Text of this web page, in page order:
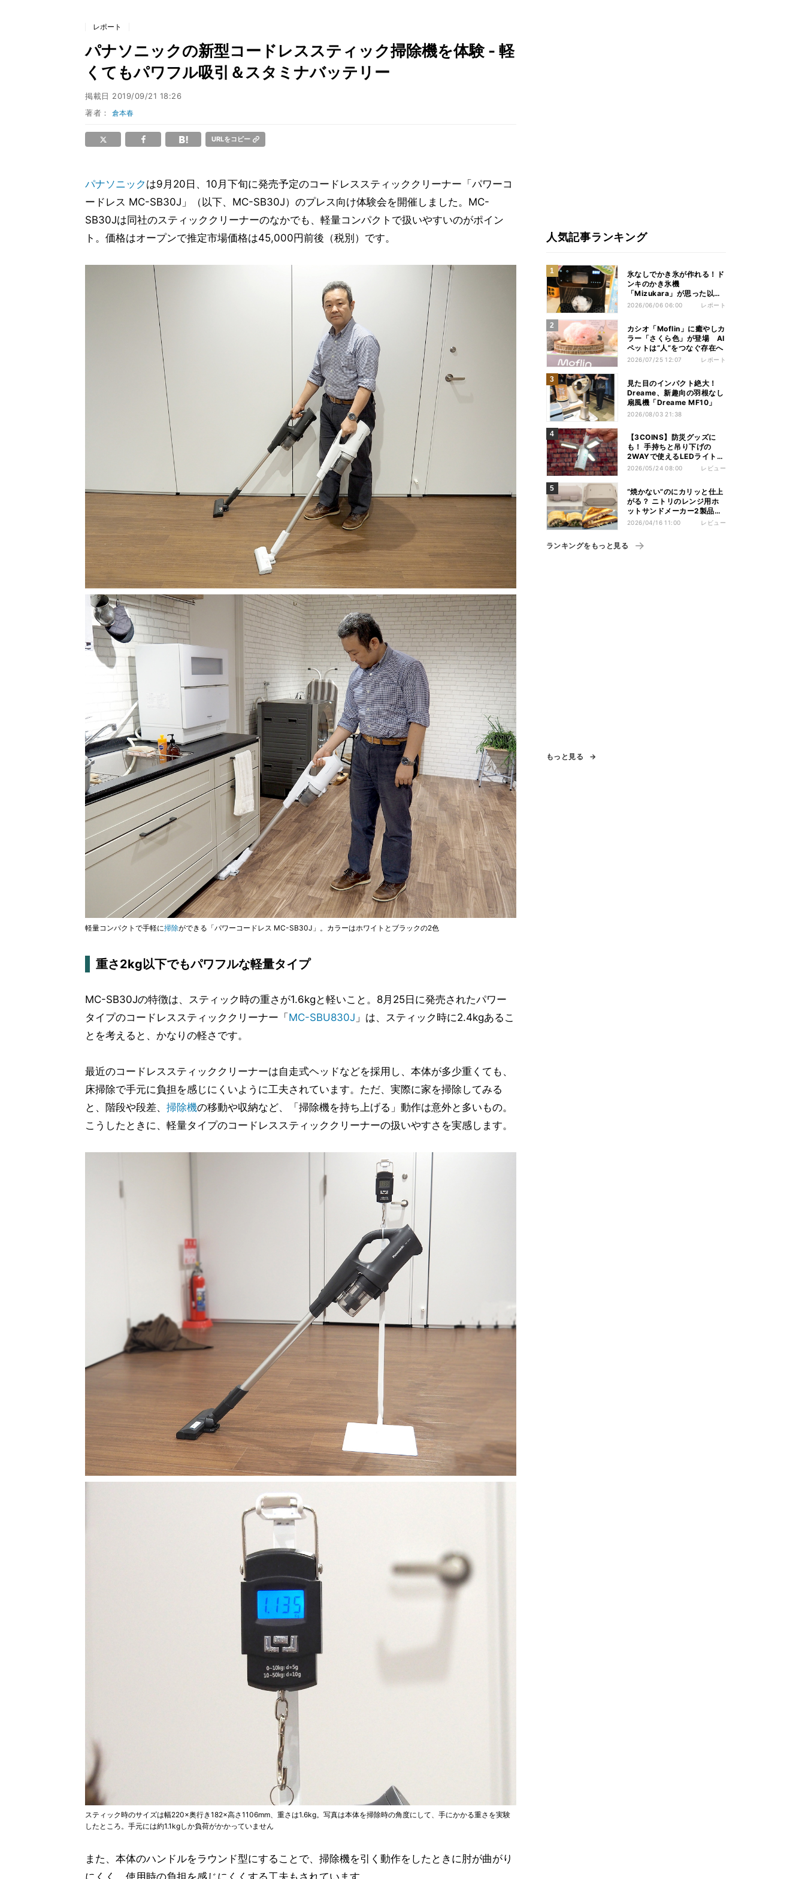
レポート
パナソニックの新型コードレススティック掃除機を体験 - 軽
くてもパワフル吸引＆スタミナバッテリー
掲載日 2019/09/21 18:26
著者：倉本春
URLをコピー
パナソニック は9月20日、10月下旬に発売予定のコードレススティッククリーナー「パワーコ
ードレス MC-SB30J」（以下、MC-SB30J）のプレス向け体験会を開催しました。MC-
SB30Jは同社のスティッククリーナーのなかでも、軽量コンパクトで扱いやすいのがポイン
ト。価格はオープンで推定市場価格は45,000円前後（税別）です。
軽量コンパクトで手軽に掃除ができる「パワーコードレス MC-SB30J」。カラーはホワイトとブラックの2色
重さ2kg以下でもパワフルな軽量タイプ
MC-SB30Jの特徴は、スティック時の重さが1.6kgと軽いこと。8月25日に発売されたパワー
タイプのコードレススティッククリーナー「 MC-SBU830J 」は、スティック時に2.4kgあるこ
とを考えると、かなりの軽さです。
最近のコードレススティッククリーナーは自走式ヘッドなどを採用し、本体が多少重くても、
床掃除で手元に負担を感じにくいように工夫されています。ただ、実際に家を掃除してみる
と、階段や段差、 掃除機の移動や収納など、「掃除機を持ち上げる」動作は意外と多いもの。
こうしたときに、軽量タイプのコードレススティッククリーナーの扱いやすさを実感します。
スティック時のサイズは幅220×奥行き182×高さ1106mm、重さは1.6kg。写真は本体を掃除時の角度にして、手にかかる重さを実験
したところ。手元には約1.1kgしか負荷がかかっていません
また、本体のハンドルをラウンド型にすることで、掃除機を引く動作をしたときに肘が曲がり
にくく、使用時の負担を感じにくくする工夫もされています。
人気記事ランキング
氷なしでかき氷が作れる！ド
ンキのかき氷機
「Mizukara」が思った以上
に全部やってくれた
2026/06/06 06:00 レポート
カシオ「Moflin」に癒やしカ
ラー「さくら色」が登場 AI
ペットは“人”をつなぐ存在へ
2026/07/25 12:07 レポート
見た目のインパクト絶大！
Dreame、新趣向の羽根なし
扇風機「Dreame MF10」
2026/08/03 21:38
【3COINS】防災グッズに
も！ 手持ちと吊り下げの
2WAYで使えるLEDライトが
いい感じ
2026/05/24 08:00 レビュー
“焼かない”のにカリッと仕上
がる？ ニトリのレンジ用ホ
ットサンドメーカー2製品を
使い比べてみた
2026/04/16 11:00 レビュー
ランキングをもっと見る
もっと見る